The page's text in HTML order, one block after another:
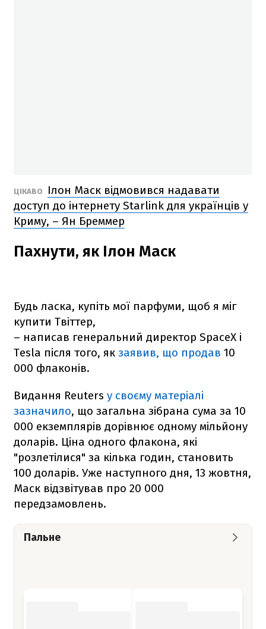
ЦІКАВО
Ілон Маск відмовився надавати
доступ до інтернету Starlink для українців у
Криму, – Ян Бреммер
Пахнути, як Ілон Маск
Будь ласка, купіть мої парфуми, щоб я міг
купити Твіттер,
– написав генеральний директор SpaceX і
Tesla після того, як заявив, що продав 10
000 флаконів.
Видання Reuters у своєму матеріалі
зазначило, що загальна зібрана сума за 10
000 екземплярів дорівнює одному мільйону
доларів. Ціна одного флакона, які
"розлетілися" за кілька годин, становить
100 доларів. Уже наступного дня, 13 жовтня,
Маск відзвітував про 20 000
передзамовлень.
Пальне